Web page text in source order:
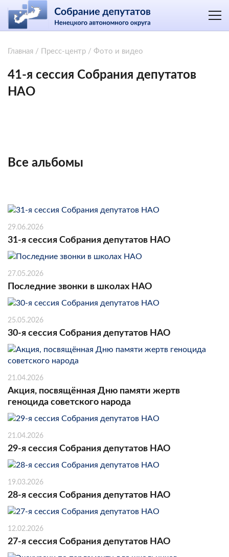
Главная / Пресс-центр / Фото и видео
41-я сессия Собрания депутатов
НАО
Все альбомы
29.06.2026
31-я сессия Собрания депутатов НАО
27.05.2026
Последние звонки в школах НАО
25.05.2026
30-я сессия Собрания депутатов НАО
21.04.2026
Акция, посвящённая Дню памяти жертв
геноцида советского народа
21.04.2026
29-я сессия Собрания депутатов НАО
19.03.2026
28-я сессия Собрания депутатов НАО
12.02.2026
27-я сессия Собрания депутатов НАО